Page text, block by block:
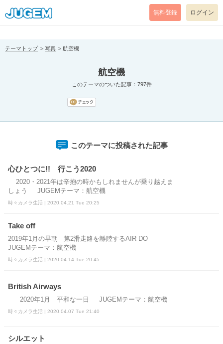
[pear_error: message="Success" code=0 mode=return level=notice
prefix="" info=""]
無料登録 ログイン
テーマトップ 写真 航空機
航空機
このテーマのついた記事：797件
このテーマに投稿された記事
心ひとつに!! 行こう2020
2020・2021年は辛抱の時かもしれませんが乗り越えま
しょう JUGEMテーマ：航空機
時々カメラ生活 | 2020.04.21 Tue 20:25
Take off
2019年1月の早朝 第2滑走路を離陸するAIR DO
JUGEMテーマ：航空機
時々カメラ生活 | 2020.04.14 Tue 20:45
British Airways
2020年1月 平和な一日 JUGEMテーマ：航空機
時々カメラ生活 | 2020.04.07 Tue 21:40
シルエット